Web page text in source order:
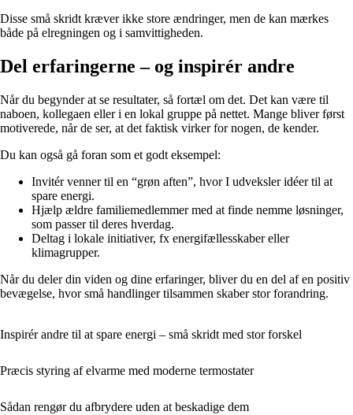
Disse små skridt kræver ikke store ændringer, men de kan mærkes
både på elregningen og i samvittigheden.
Del erfaringerne – og inspirér andre
Når du begynder at se resultater, så fortæl om det. Det kan være til
naboen, kollegaen eller i en lokal gruppe på nettet. Mange bliver først
motiverede, når de ser, at det faktisk virker for nogen, de kender.
Du kan også gå foran som et godt eksempel:
Invitér venner til en “grøn aften”, hvor I udveksler idéer til at
spare energi.
Hjælp ældre familiemedlemmer med at finde nemme løsninger,
som passer til deres hverdag.
Deltag i lokale initiativer, fx energifællesskaber eller
klimagrupper.
Når du deler din viden og dine erfaringer, bliver du en del af en positiv
bevægelse, hvor små handlinger tilsammen skaber stor forandring.
Inspirér andre til at spare energi – små skridt med stor forskel
Præcis styring af elvarme med moderne termostater
Sådan rengør du afbrydere uden at beskadige dem